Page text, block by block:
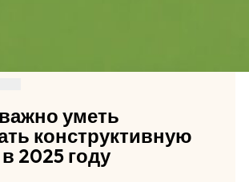
уметь
конструктивную
2025 году